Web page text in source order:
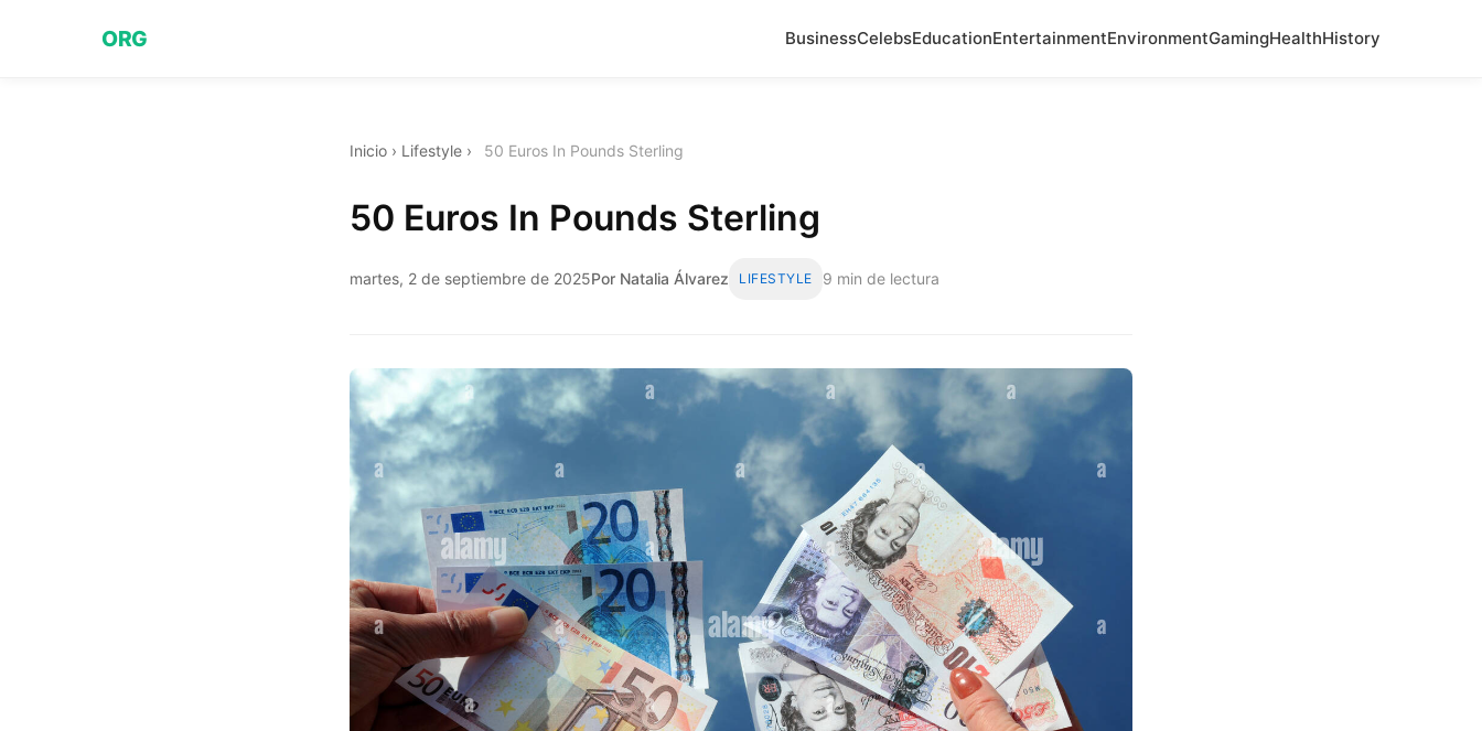
ORG BusinessCelebsEducationEntertainmentEnvironmentGamingHealthHistory
Inicio › Lifestyle › 50 Euros In Pounds Sterling
50 Euros In Pounds Sterling
martes, 2 de septiembre de 2025Por Natalia Álvarez LIFESTYLE 9 min de lectura